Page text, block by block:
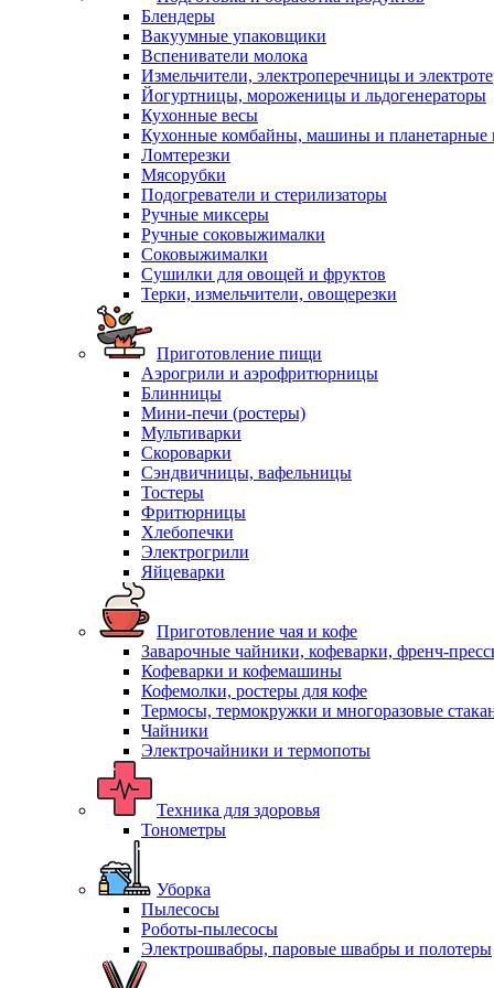
Блендеры
Вакуумные упаковщики
Вспениватели молока
Измельчители, электроперечницы и
Йогуртницы, мороженицы и льдогенераторы
Кухонные весы
Кухонные комбайны, машины и планетарные
Ломтерезки
Мясорубки
Подогреватели и стерилизаторы
Ручные миксеры
Ручные соковыжималки
Соковыжималки
Сушилки для овощей и фруктов
Терки, измельчители, овощерезки
Приготовление пищи
Аэрогрили и аэрофритюрницы
Блинницы
Мини-печи (ростеры)
Мультиварки
Скороварки
Сэндвичницы, вафельницы
Тостеры
Фритюрницы
Хлебопечки
Электрогрили
Яйцеварки
Приготовление чая и кофе
Заварочные чайники, кофеварки, френч-
Кофеварки и кофемашины
Кофемолки, ростеры для кофе
Термосы, термокружки и многоразовые
Чайники
Электрочайники и термопоты
Техника для здоровья
Тонометры
Уборка
Пылесосы
Роботы-пылесосы
Электрошвабры, паровые швабры и полотеры